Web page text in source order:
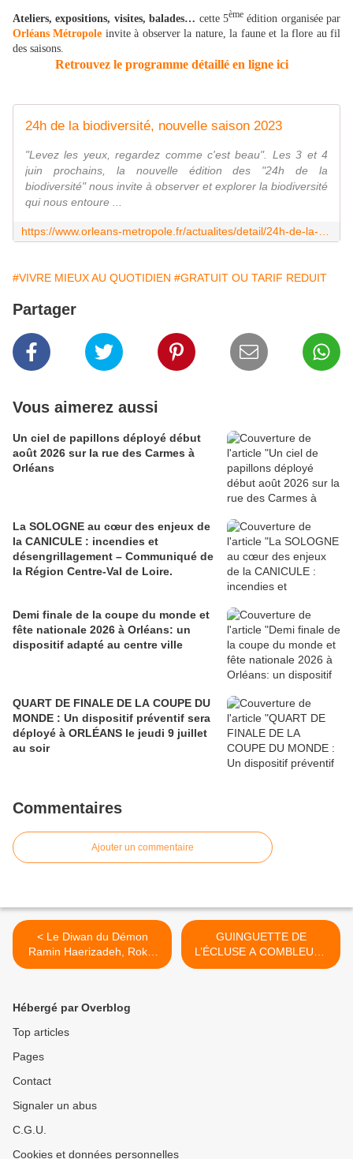
Ateliers, expositions, visites, balades… cette 5èmeédition organisée par
Orléans Métropole invite à observer la nature, la faune et la flore au fil
des saisons.
Retrouvez le programme détaillé en ligne ici
24h de la biodiversité, nouvelle saison 2023
"Levez les yeux, regardez comme c'est beau". Les 3 et 4
juin prochains, la nouvelle édition des "24h de la
biodiversité" nous invite à observer et explorer la biodiversité
qui nous entoure ...
#VIVRE MIEUX AU QUOTIDIEN #GRATUIT OU TARIF REDUIT
Partager
Vous aimerez aussi
Un ciel de papillons déployé début
août 2026 sur la rue des Carmes à
Orléans
La SOLOGNE au cœur des enjeux de
la CANICULE : incendies et
désengrillagement – Communiqué de
la Région Centre-Val de Loire.
Demi finale de la coupe du monde et
fête nationale 2026 à Orléans: un
dispositif adapté au centre ville
QUART DE FINALE DE LA COUPE DU
MONDE : Un dispositif préventif sera
déployé à ORLÉANS le jeudi 9 juillet
au soir
Commentaires
Ajouter un commentaire
< Le Diwan du Démon
Ramin Haerizadeh, Rokni
Haerizadeh et Hesam
février 2024
GUINGUETTE DE
L’ÉCLUSE A COMBLEUX :
Programmation musicale du
Hébergé par Overblog
Top articles
Pages
Contact
Signaler un abus
C.G.U.
Cookies et données personnelles